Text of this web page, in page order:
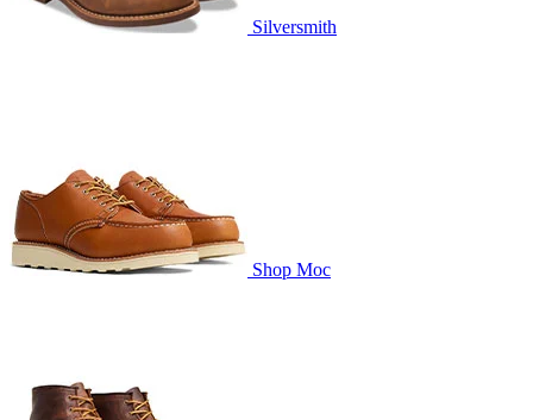
Silversmith
Shop Moc